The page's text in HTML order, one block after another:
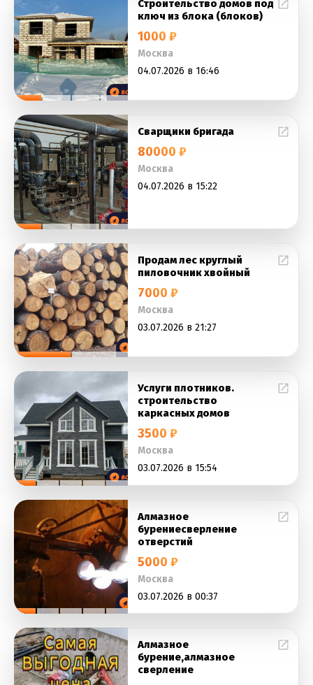
Строительство домов под
ключ из блока (блоков)
1000 ₽
Москва
04.07.2026 в 16:46
Сварщики бригада
80000 ₽
Москва
04.07.2026 в 15:22
Продам лес круглый
пиловочник хвойный
7000 ₽
Москва
03.07.2026 в 21:27
Услуги плотников.
строительство
каркасных домов
3500 ₽
Москва
03.07.2026 в 15:54
Алмазное
бурениесверление
отверстий
5000 ₽
Москва
03.07.2026 в 00:37
Алмазное
бурение,алмазное
сверление